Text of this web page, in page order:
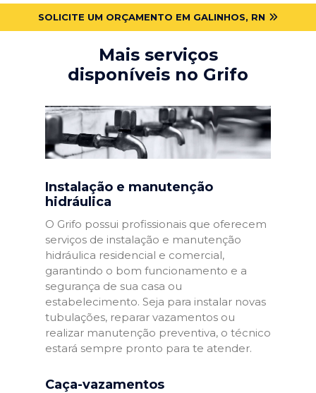
SOLICITE UM ORÇAMENTO EM GALINHOS, RN
Mais serviços
disponíveis no Grifo
Instalação e manutenção
hidráulica
O Grifo possui profissionais que oferecem
serviços de instalação e manutenção
hidráulica residencial e comercial,
garantindo o bom funcionamento e a
segurança de sua casa ou
estabelecimento. Seja para instalar novas
tubulações, reparar vazamentos ou
realizar manutenção preventiva, o técnico
estará sempre pronto para te atender.
Caça-vazamentos